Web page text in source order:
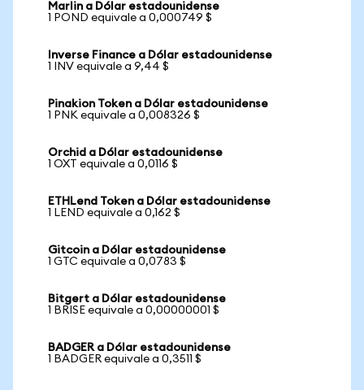
Marlin a Dólar estadounidense
1 POND equivale a 0,000749 $
Inverse Finance a Dólar estadounidense
1 INV equivale a 9,44 $
Pinakion Token a Dólar estadounidense
1 PNK equivale a 0,008326 $
Orchid a Dólar estadounidense
1 OXT equivale a 0,0116 $
ETHLend Token a Dólar estadounidense
1 LEND equivale a 0,162 $
Gitcoin a Dólar estadounidense
1 GTC equivale a 0,0783 $
Bitgert a Dólar estadounidense
1 BRISE equivale a 0,00000001 $
BADGER a Dólar estadounidense
1 BADGER equivale a 0,3511 $